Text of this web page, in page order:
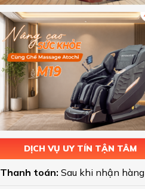
DỊCH VỤ UY TÍN TẬN TÂM
Thanh toán: Sau khi nhận hàng